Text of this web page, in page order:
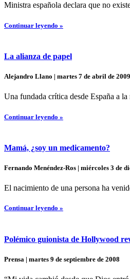
Ministra española declara que no
Continuar leyendo »
La alianza de papel
Alejandro Llano | martes 7 de abril de 2009
Una fundada crítica desde España a
Continuar leyendo »
Mamá, ¿soy un medicamento?
Fernando Menéndez-Ros | miércoles 3 de
El nacimiento de una persona ha
Continuar leyendo »
Polémico guionista de Hollywood
Prensa | martes 9 de septiembre de 2008